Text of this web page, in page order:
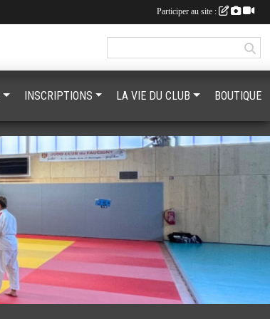
INSCRIPTIONS LA VIE DU CLUB BOUTIQUE
Participer au site :